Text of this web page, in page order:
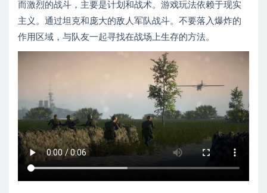
而激烈的战斗，主要是计划和战术。游戏玩法依赖于现实
主义。通过坦克和庞大的敌人军队战斗。不要落入爆炸的
作用区域，与队友一起寻找在战场上生存的方法。